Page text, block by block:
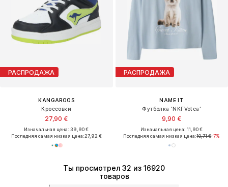
РАСПРОДАЖА
KANGAROOS
Кроссовки
27,90 €
Изначальная цена: 39,90 €
Последняя самая низкая цена:27,92 €
РАСПРОДАЖА
NAME IT
Футболка 'NKFVotea'
9,90 €
Изначальная цена: 11,90 €
Последняя самая низкая цена:10,71 €-7%
Ты просмотрел 32 из 16920
товаров